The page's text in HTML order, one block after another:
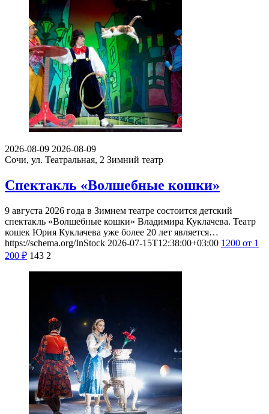
2026-08-09 2026-08-09
Сочи, ул. Театральная, 2 Зимний театр
Спектакль «Волшебные кошки»
9 августа 2026 года в Зимнем театре состоится детский
спектакль «Волшебные кошки» Владимира Куклачева. Театр
кошек Юрия Куклачева уже более 20 лет является…
https://schema.org/InStock 2026-07-15T12:38:00+03:00 1200 от 1
200 ₽ 143 2